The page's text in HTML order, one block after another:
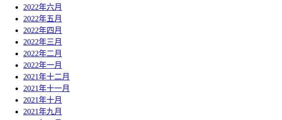
2022年六月
2022年五月
2022年四月
2022年三月
2022年二月
2022年一月
2021年十二月
2021年十一月
2021年十月
2021年九月